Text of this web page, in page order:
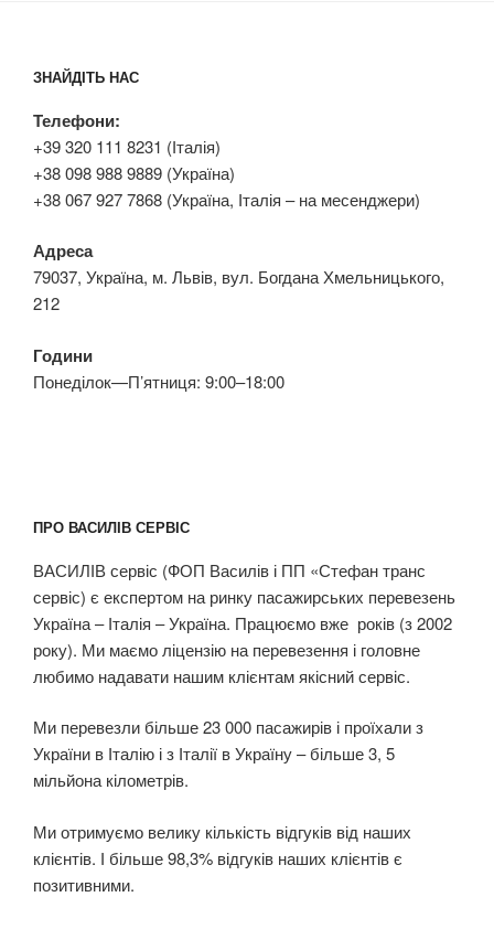
ЗНАЙДІТЬ НАС
Телефони:
+39 320 111 8231 (Італія)
+38 098 988 9889 (Україна)
+38 067 927 7868 (Україна, Італія – на месенджери)
Адреса
79037, Україна, м. Львів, вул. Богдана Хмельницького,
212
Години
Понеділок—П’ятниця: 9:00–18:00
ПРО ВАСИЛІВ СЕРВІС
ВАСИЛІВ сервіс (ФОП Василів і ПП «Стефан транс
сервіс) є експертом на ринку пасажирських перевезень
Україна – Італія – Україна. Працюємо вже років (з 2002
року). Ми маємо ліцензію на перевезення і головне
любимо надавати нашим клієнтам якісний сервіс.
Ми перевезли більше 23 000 пасажирів і проїхали з
України в Італію і з Італії в Україну – більше 3, 5
мільйона кілометрів.
Ми отримуємо велику кількість відгуків від наших
клієнтів. І більше 98,3% відгуків наших клієнтів є
позитивними.